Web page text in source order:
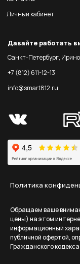
Личный кабинет
Давайте работать
Санкт-Петербург,
+7 (812) 611-12-13
info@smart812.ru
Политика
Обращаем ваше
цены) на этом
информационный
публичной офертой,
Гражданского